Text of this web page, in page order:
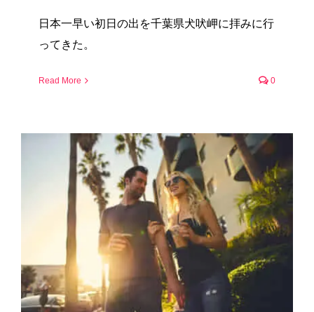
日本一早い初日の出を千葉県犬吠岬に拝みに行
ってきた。
Read More 0